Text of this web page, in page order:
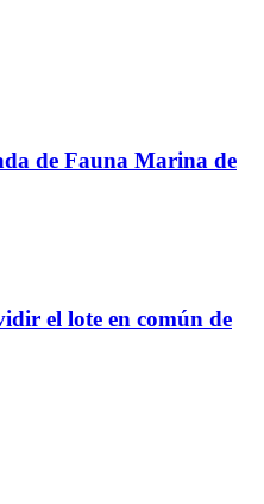
de Fauna Marina de
el lote en común de